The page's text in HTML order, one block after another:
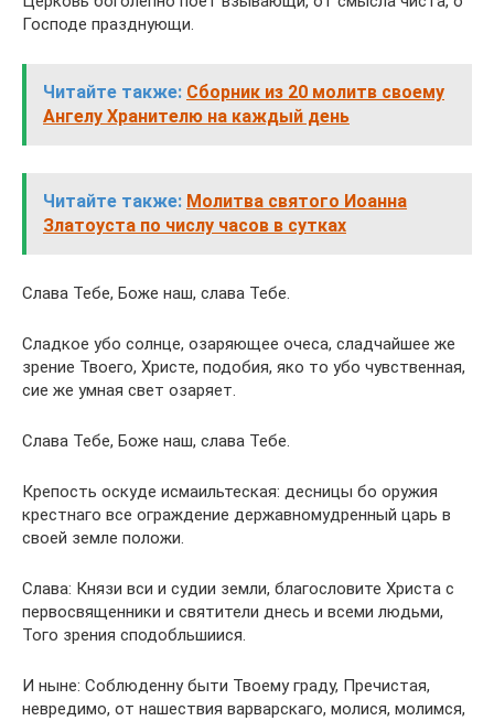
Господе празднующи.
Читайте также: Сборник из 20 молитв своему
Ангелу Хранителю на каждый день
Читайте также: Молитва святого Иоанна
Златоуста по числу часов в сутках
Слава Тебе, Боже наш, слава Тебе.
Сладкое убо солнце, озаряющее очеса, сладчайшее же
зрение Твоего, Христе, подобия, яко то убо чувственная,
сие же умная свет озаряет.
Слава Тебе, Боже наш, слава Тебе.
Крепость оскуде исмаильтеская: десницы бо оружия
крестнаго все ограждение державномудренный царь в
своей земле положи.
Слава: Князи вси и судии земли, благословите Христа с
первосвященники и святители днесь и всеми людьми,
Того зрения сподобльшиися.
И ныне: Соблюденну быти Твоему граду, Пречистая,
невредимо, от нашествия варварскаго, молися, молимся,